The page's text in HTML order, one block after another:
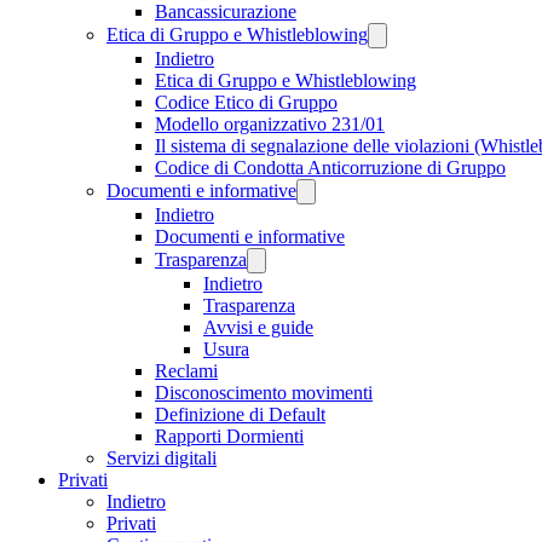
Bancassicurazione
Etica di Gruppo e Whistleblowing
Indietro
Etica di Gruppo e Whistleblowing
Codice Etico di Gruppo
Modello organizzativo 231/01
Il sistema di segnalazione delle violazioni
Codice di Condotta Anticorruzione di Gruppo
Documenti e informative
Indietro
Documenti e informative
Trasparenza
Indietro
Trasparenza
Avvisi e guide
Usura
Reclami
Disconoscimento movimenti
Definizione di Default
Rapporti Dormienti
Servizi digitali
Privati
Indietro
Privati